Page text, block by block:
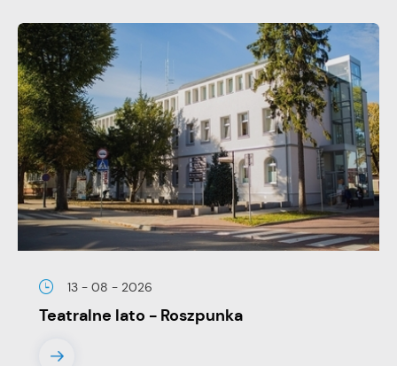
13 - 08 - 2026
Teatralne lato - Roszpunka